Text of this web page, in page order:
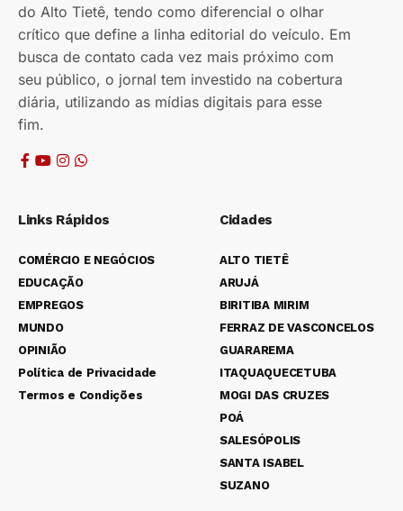
do Alto Tietê, tendo como diferencial o olhar
crítico que define a linha editorial do veículo. Em
busca de contato cada vez mais próximo com
seu público, o jornal tem investido na cobertura
diária, utilizando as mídias digitais para esse
fim.
Links Rápidos
COMÉRCIO E NEGÓCIOS
EDUCAÇÃO
EMPREGOS
MUNDO
OPINIÃO
Política de Privacidade
Termos e Condições
Cidades
ALTO TIETÊ
ARUJÁ
BIRITIBA MIRIM
FERRAZ DE VASCONCELOS
GUARAREMA
ITAQUAQUECETUBA
MOGI DAS CRUZES
POÁ
SALESÓPOLIS
SANTA ISABEL
SUZANO